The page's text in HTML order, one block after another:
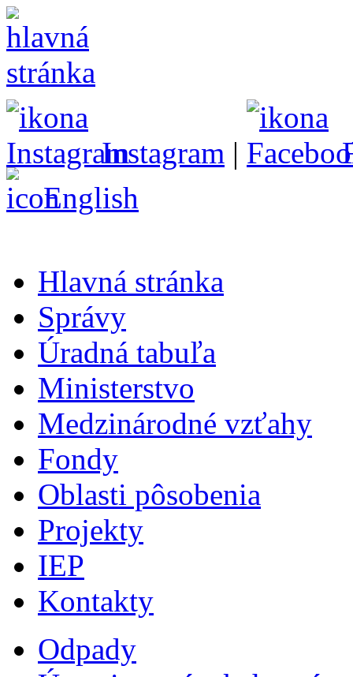
Instagram |
English
Hlavná stránka
Správy
Úradná tabuľa
Ministerstvo
Medzinárodné vzťahy
Fondy
Oblasti pôsobenia
Projekty
IEP
Kontakty
Odpady